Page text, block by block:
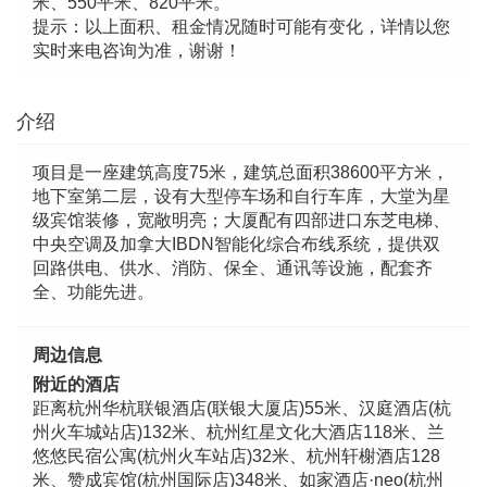
提示：以上面积、租金情况随时可能有变化，详情以您
实时来电咨询为准，谢谢！
介绍
项目是一座建筑高度75米，建筑总面积38600平方米，
地下室第二层，设有大型停车场和自行车库，大堂为星
级宾馆装修，宽敞明亮；大厦配有四部进口东芝电梯、
中央空调及加拿大IBDN智能化综合布线系统，提供双
回路供电、供水、消防、保全、通讯等设施，配套齐
全、功能先进。
周边信息
附近的酒店
距离杭州华杭联银酒店(联银大厦店)55米、汉庭酒店(杭
州火车城站店)132米、杭州红星文化大酒店118米、兰
悠悠民宿公寓(杭州火车站店)32米、杭州轩榭酒店128
米、赞成宾馆(杭州国际店)348米、如家酒店·neo(杭州